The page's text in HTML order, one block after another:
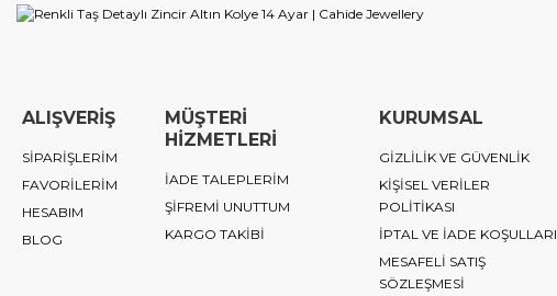
ALIŞVERİŞ
SİPARİŞLERİM
FAVORİLERİM
HESABIM
BLOG
MÜŞTERİ
HİZMETLERİ
İADE TALEPLERİM
ŞİFREMİ UNUTTUM
KARGO TAKİBİ
KURUMSAL
GİZLİLİK VE GÜVENLİK
KİŞİSEL VERİLER
POLİTİKASI
İPTAL VE İADE KOŞULLARI
MESAFELİ SATIŞ
SÖZLEŞMESİ